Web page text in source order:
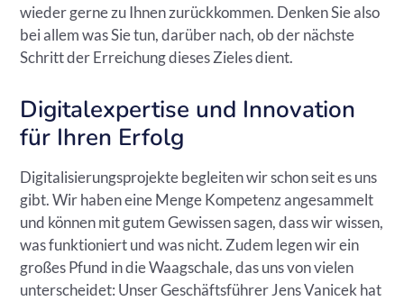
wieder gerne zu Ihnen zurückkommen. Denken Sie also
bei allem was Sie tun, darüber nach, ob der nächste
Schritt der Erreichung dieses Zieles dient.
Digitalexpertise und Innovation
für Ihren Erfolg
Digitalisierungsprojekte begleiten wir schon seit es uns
gibt. Wir haben eine Menge Kompetenz angesammelt
und können mit gutem Gewissen sagen, dass wir wissen,
was funktioniert und was nicht. Zudem legen wir ein
großes Pfund in die Waagschale, das uns von vielen
unterscheidet: Unser Geschäftsführer Jens Vanicek hat